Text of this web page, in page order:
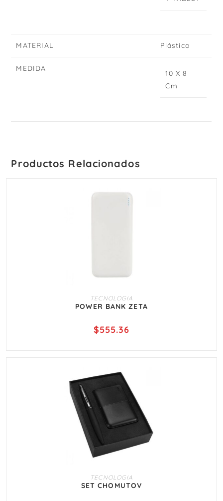
MATERIAL Plástico
MEDIDA
10 X 8
Cm
Productos Relacionados
AÑADIR AL CARRITO
TECNOLOGIA
POWER BANK ZETA
$555.36
AÑADIR AL CARRITO
TECNOLOGIA
SET CHOMUTOV